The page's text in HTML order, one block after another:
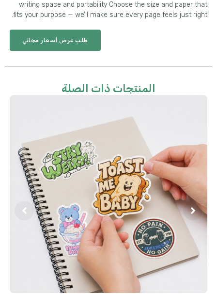
writing space and portability Choose the size and paper that
fits your purpose — we’ll make sure every page feels just right
.
طلب عرض أسعار مجاني
المنتجات ذات الصلة